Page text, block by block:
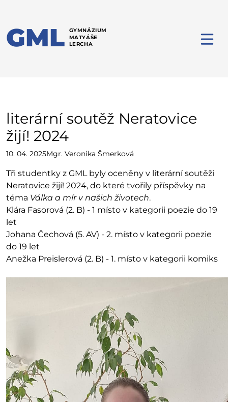
GML GYMNÁZIUM
MATYÁŠE
LERCHA
literární soutěž Neratovice
žijí! 2024
10. 04. 2025Mgr. Veronika Šmerková
Tři studentky z GML byly oceněny v literární soutěži
Neratovice žijí! 2024, do které tvořily příspěvky na
téma Válka a mír v našich životech.
Klára Fasorová (2. B) - 1 místo v kategorii poezie do 19
let
Johana Čechová (5. AV) - 2. místo v kategorii poezie
do 19 let
Anežka Preislerová (2. B) - 1. místo v kategorii komiks